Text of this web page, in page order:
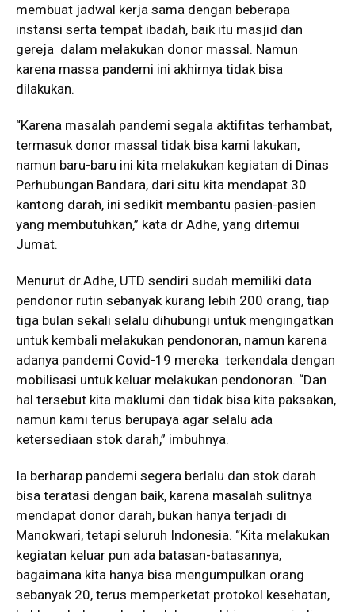
membuat jadwal kerja sama dengan beberapa
instansi serta tempat ibadah, baik itu masjid dan
gereja dalam melakukan donor massal. Namun
karena massa pandemi ini akhirnya tidak bisa
dilakukan.
“Karena masalah pandemi segala aktifitas terhambat,
termasuk donor massal tidak bisa kami lakukan,
namun baru-baru ini kita melakukan kegiatan di Dinas
Perhubungan Bandara, dari situ kita mendapat 30
kantong darah, ini sedikit membantu pasien-pasien
yang membutuhkan,” kata dr Adhe, yang ditemui
Jumat.
Menurut dr.Adhe, UTD sendiri sudah memiliki data
pendonor rutin sebanyak kurang lebih 200 orang, tiap
tiga bulan sekali selalu dihubungi untuk mengingatkan
untuk kembali melakukan pendonoran, namun karena
adanya pandemi Covid-19 mereka terkendala dengan
mobilisasi untuk keluar melakukan pendonoran. “Dan
hal tersebut kita maklumi dan tidak bisa kita paksakan,
namun kami terus berupaya agar selalu ada
ketersediaan stok darah,” imbuhnya.
Ia berharap pandemi segera berlalu dan stok darah
bisa teratasi dengan baik, karena masalah sulitnya
mendapat donor darah, bukan hanya terjadi di
Manokwari, tetapi seluruh Indonesia. “Kita melakukan
kegiatan keluar pun ada batasan-batasannya,
bagaimana kita hanya bisa mengumpulkan orang
sebanyak 20, terus memperketat protokol kesehatan,